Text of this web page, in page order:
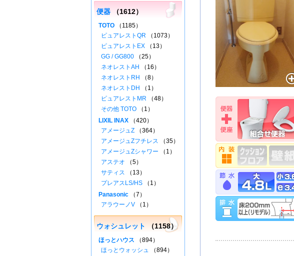
便器 （1612）
TOTO （1185）
ピュアレストQR （1073）
ピュアレストEX （13）
GG / GG800 （25）
ネオレストAH
（16）
ネオレストRH
（8）
ネオレストDH
（1）
ピュアレストMR （48）
その他 TOTO （1）
LIXIL INAX （420）
アメージュZ （364）
アメージュZフチレス （35）
アメージュZシャワー （1）
アステオ （5）
サティス （13）
プレアスLS/HS （1）
Panasonic （7）
アラウーノV （1）
ウォシュレット （1158）
ほっとハウス （894）
ほっとウォッシュ （894）